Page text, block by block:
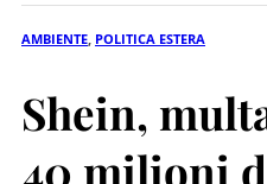
AMBIENTE POLITICA ESTERA
Shein,
40 milioni